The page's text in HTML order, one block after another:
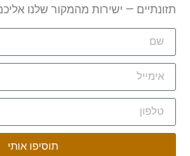
תזונתיים — ישירות מהמקור שלנו אליכם.
תוסיפו אותי